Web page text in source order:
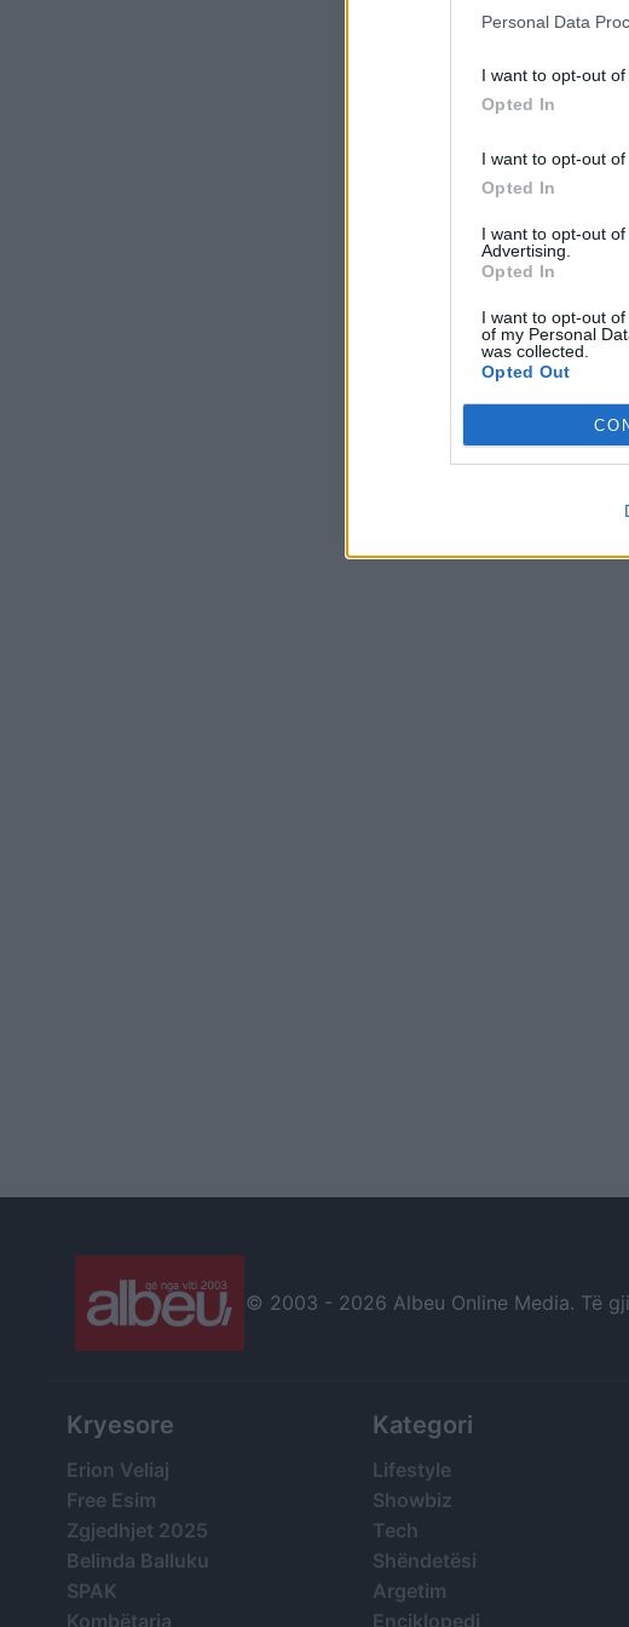
Personal Data
I want to opt-out
Opted In
I want to opt-out
Opted In
I want to opt-out
Advertising.
Opted In
I want to opt-out
of my Personal
was collected.
Opted Out
© 2003 - 2026 Albeu Online Media. Të
Kryesore
Erion Veliaj
Free Esim
Zgjedhjet 2025
Belinda Balluku
SPAK
Kombëtarja
Kategori
Lifestyle
Showbiz
Tech
Shëndetësi
Argetim
Enciklopedi